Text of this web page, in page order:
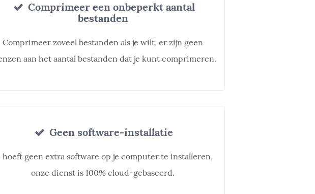
Comprimeer een onbeperkt aantal
bestanden
Comprimeer zoveel bestanden als je wilt, er zijn geen
aan het aantal bestanden dat je kunt comprimeren.
Geen software-installatie
hoeft geen extra software op je computer te installeren,
onze dienst is 100% cloud-gebaseerd.